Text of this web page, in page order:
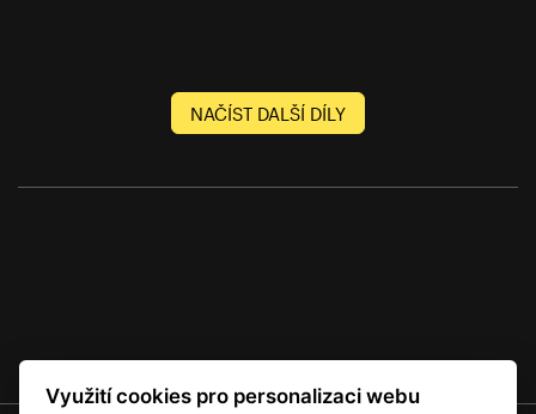
NAČÍST DALŠÍ DÍLY
Využití cookies pro personalizaci webu